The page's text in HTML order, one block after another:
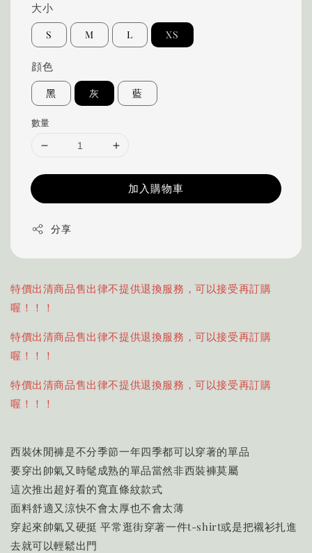
大小
S M L XS
顔色
黑 灰 藍
數量
加入購物車
分享
特價出清商品售出律不提供退換服務，可以接受再訂購
喔！！！
特價出清商品售出律不提供退換服務，可以接受再訂購
喔！！！
特價出清商品售出律不提供退換服務，可以接受再訂購
喔！！！
西裝休閒褲是不分季節一年四季都可以穿著的單品
要穿出帥氣又時髦成熟的單品當然非西裝褲莫屬
這次推出超好看的寬直條紋款式
面料舒適又涼快不會太厚也不會太薄
穿起來帥氣又硬挺 平常逛街穿著一件t-shirt或是把襯衫扎進
去就可以輕鬆出門